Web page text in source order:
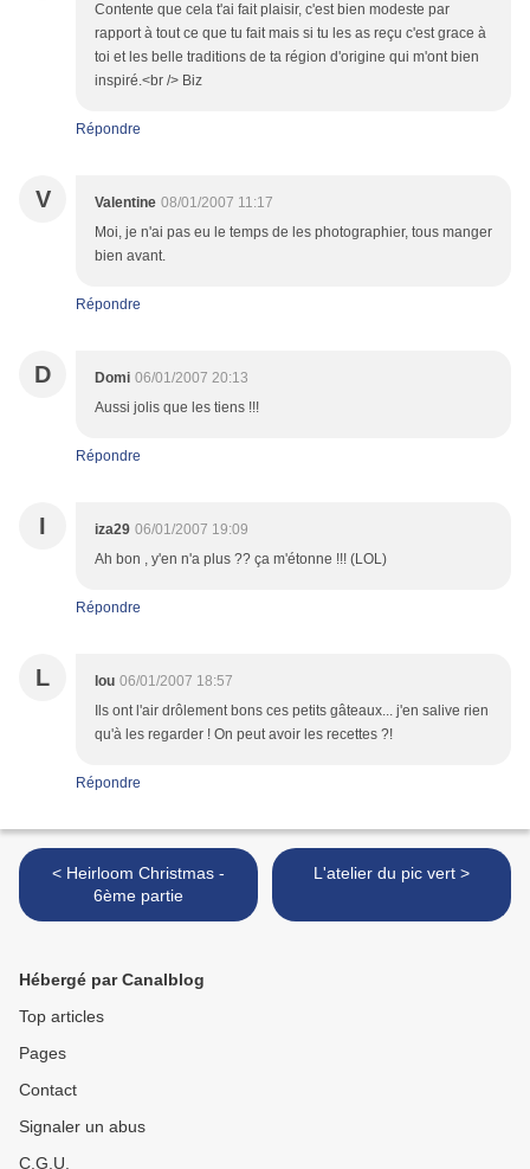
Contente que cela t'ai fait plaisir, c'est bien modeste par
rapport à tout ce que tu fait mais si tu les as reçu c'est grace à
toi et les belle traditions de ta région d'origine qui m'ont bien
inspiré.<br /> Biz
Répondre
V Valentine 08/01/2007 11:17
Moi, je n'ai pas eu le temps de les photographier, tous manger
bien avant.
Répondre
D Domi 06/01/2007 20:13
Aussi jolis que les tiens !!!
Répondre
I iza29 06/01/2007 19:09
Ah bon , y'en n'a plus ?? ça m'étonne !!! (LOL)
Répondre
L lou 06/01/2007 18:57
Ils ont l'air drôlement bons ces petits gâteaux... j'en salive rien
qu'à les regarder ! On peut avoir les recettes ?!
Répondre
< Heirloom Christmas -
6ème partie
L'atelier du pic vert >
Hébergé par Canalblog
Top articles
Pages
Contact
Signaler un abus
C.G.U.